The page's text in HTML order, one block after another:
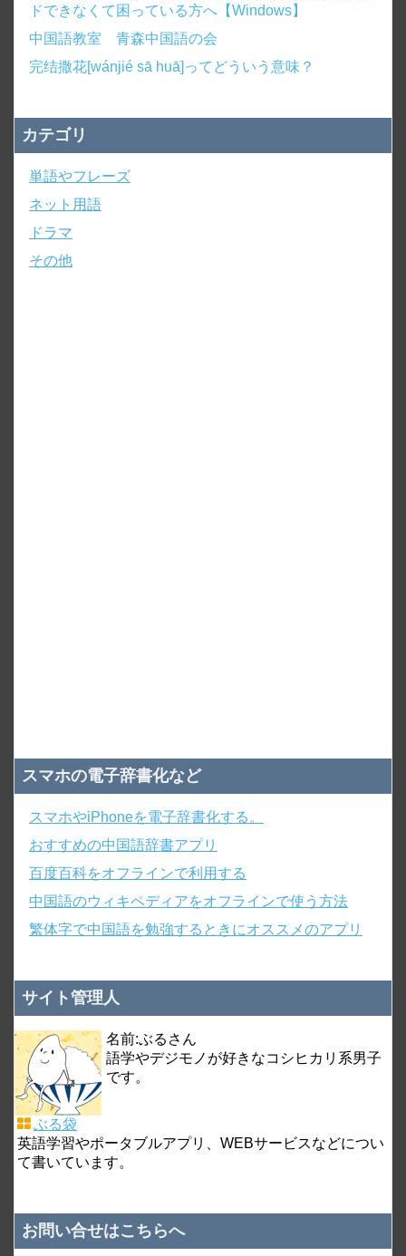
ドできなくて困っている方へ【Windows】
中国語教室 青森中国語の会
完结撒花[wánjié sā huā]ってどういう意味？
カテゴリ
単語やフレーズ
ネット用語
ドラマ
その他
スマホの電子辞書化など
スマホやiPhoneを電子辞書化する。
おすすめの中国語辞書アプリ
百度百科をオフラインで利用する
中国語のウィキペディアをオフラインで使う方法
繁体字で中国語を勉強するときにオススメのアプリ
サイト管理人
名前:ぶるさん
語学やデジモノが好きなコシヒカリ系男子
です。
ぶる袋
英語学習やポータブルアプリ、WEBサービスなどについ
て書いています。
お問い合せはこちらへ